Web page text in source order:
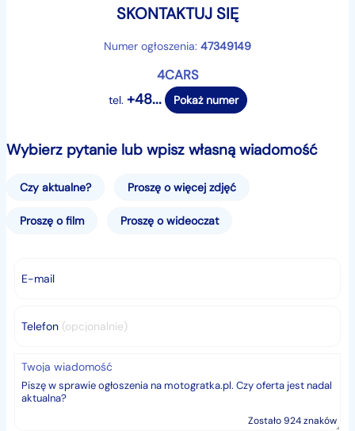
jazdę próbną bo warto.
W razie pytań bądź wątpliwości proszę o kontakt
Samochód do obejrzenia w Sosnowcu na ulicy Orląt
Godziny otwarcia:
Pn-Pt 9:00 do 17:00
Sobota: 09:00 do 14:00
SKONTAKTUJ SIĘ
Numer ogłoszenia: 47349149
4CARS
tel. +48... Pokaż numer
Wybierz pytanie lub wpisz własną wiadomość
Czy aktualne? Proszę o więcej zdjęć
Proszę o film Proszę o wideoczat
E-mail
Telefon (opcjonalnie)
Twoja wiadomość
Zostało 924 znaków